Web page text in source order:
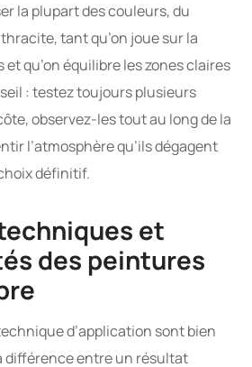
la plupart des couleurs, du
tant qu’on joue sur la
qu’on équilibre les zones claires
: testez toujours plusieurs
observez-les tout au long de la
l’atmosphère qu’ils dégagent
définitif.
et
des peintures
d’application sont bien
différence entre un résultat